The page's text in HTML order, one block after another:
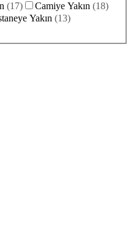
(17) Camiye Yakın (18)
Yakın (13)